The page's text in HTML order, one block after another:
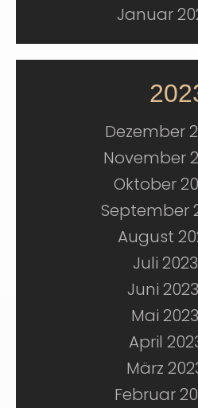
Januar
Dezember
November
Oktober
September
August
Juli
Juni
Mai
April
März
Februar